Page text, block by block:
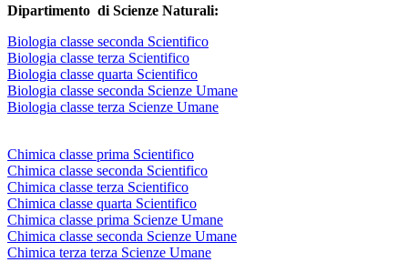
Dipartimento di Scienze Naturali:
Biologia classe seconda Scientifico
Biologia classe terza Scientifico
Biologia classe quarta Scientifico
Biologia classe seconda Scienze Umane
Biologia classe terza Scienze Umane
Chimica classe prima Scientifico
Chimica classe seconda Scientifico
Chimica classe terza Scientifico
Chimica classe quarta Scientifico
Chimica classe prima Scienze Umane
Chimica classe seconda Scienze Umane
Chimica terza terza Scienze Umane